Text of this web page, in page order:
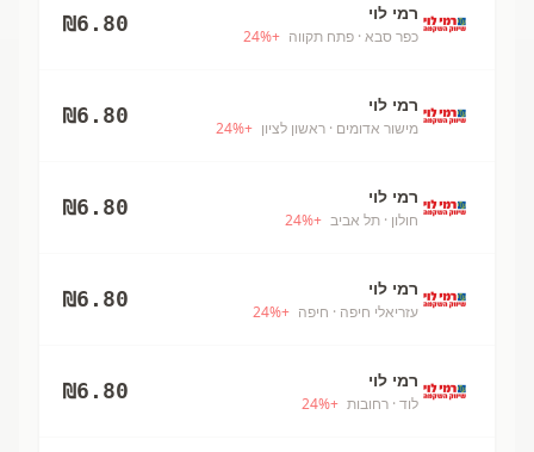
רמי לוי
כפר סבא · פתח תקווה +
24%
₪6.80
רמי לוי
מישור אדומים · ראשון לציון +
24%
₪6.80
רמי לוי
חולון · תל אביב +
24%
₪6.80
רמי לוי
עזריאלי חיפה · חיפה +
24%
₪6.80
רמי לוי
לוד · רחובות +
24%
₪6.80